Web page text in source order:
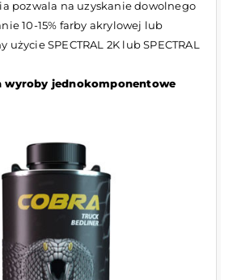
pozwala na uzyskanie dowolnego
10-15% farby akrylowej lub
SPECTRAL 2K lub SPECTRAL
wyroby jednokomponentowe